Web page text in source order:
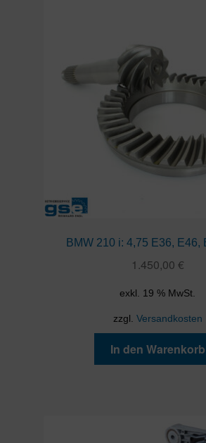
BMW 210 i: 4,75 E36, E46,
1.450,00 €
exkl. 19 % MwSt.
zzgl. Versandkosten
In den Warenkorb